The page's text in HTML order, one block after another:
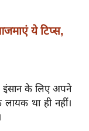
ये टिप्स,
इंसान के लिए अपने
था ही नहीं।